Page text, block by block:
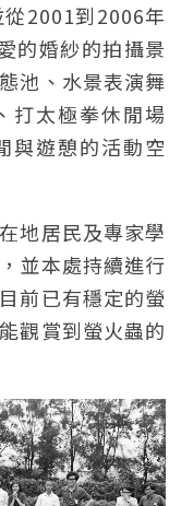
2001到2006年
的婚紗的拍攝景
池、水景表演舞
打太極拳休閒場
與遊憩的活動空
地居民及專家學
並本處持續進行
前已有穩定的螢
觀賞到螢火蟲的